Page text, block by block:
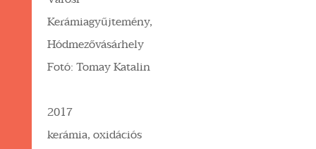
Kerámiagyűjtemény,
Hódmezővásárhely
Fotó: Tomay Katalin
2017
kerámia, oxidációs